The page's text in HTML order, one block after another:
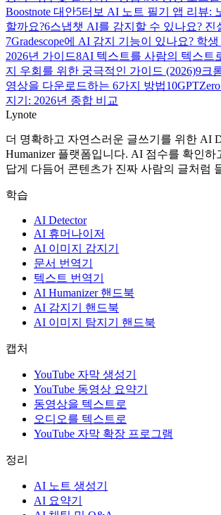
Boostnote 대안5터보 AI 노트 필기 앱 리뷰:
할까요?6스냅챗 AI를 감지할 수 있나요? 진
7Gradescope에 AI 감지 기능이 있나요? 학
2026년 가이드8AI 텍스트를 사람의 텍스트
지 우회를 위한 궁극적인 가이드 (2026)9크
영상을 다운로드하는 6가지 방법10
지기: 2026년 종합 비교
Lynote
더 명확하고 자연스러운 글쓰기를 위한 AI
Humanizer 플랫폼입니다. AI 점수를 확인하
답게 다듬어 콘텐츠가 진짜 사람의 글처럼
학습
AI Detector
AI 휴머나이저
AI 이미지 감지기
문서 번역기
텍스트 번역기
AI Humanizer 핸드북
AI 감지기 핸드북
AI 이미지 탐지기 핸드북
캡처
YouTube 자막 생성기
YouTube 동영상 요약기
동영상을 텍스트로
오디오를 텍스트로
YouTube 자막 확장 프로그램
정리
AI 노트 생성기
AI 요약기